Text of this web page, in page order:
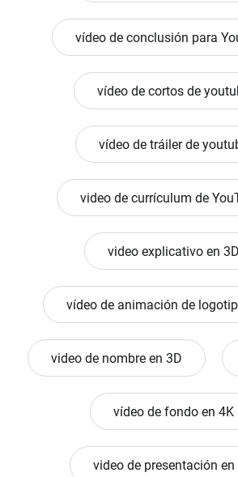
vídeo de conclusión para
vídeo de cortos de
vídeo de tráiler de
video de currículum de
video explicativo en 3D
vídeo de animación de
video de nombre en 3D
vídeo de fondo en 4K
video de presentación en